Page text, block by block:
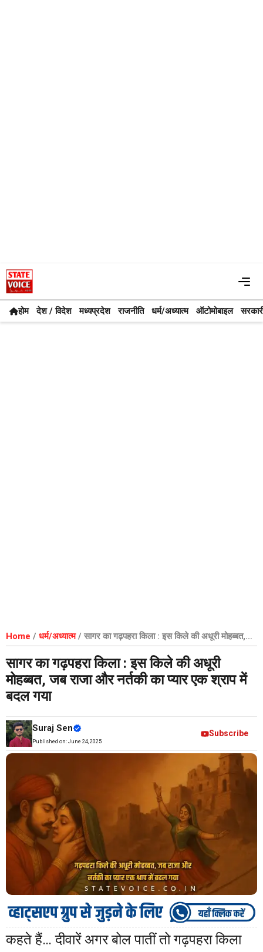
Skip
to
content
होम देश / विदेश मध्यप्रदेश राजनीति धर्म/अध्यात्म ऑटोमोबाइल
Home / धर्म/अध्यात्म/ सागर का गढ़पहरा किला : इस किले की अधूरी मोहब्बत,
जब राजा और नर्तकी का प्यार एक श्राप में बदल गया
सागर का गढ़पहरा किला : इस किले की अधूरी
मोहब्बत, जब राजा और नर्तकी का प्यार एक श्राप में
बदल गया
Suraj Sen
Published on: June 24, 2025
Subscribe
कहते हैं… दीवारें अगर बोल पातीं तो गढ़पहरा किला